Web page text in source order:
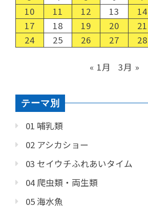
10
11 12 13 14
17
18 19 20 21
24
25 26 27 28
« 1月 3月 »
テーマ別
01 哺乳類
02 アシカショー
03 セイウチふれあいタイム
04 爬虫類・両生類
05 海水魚